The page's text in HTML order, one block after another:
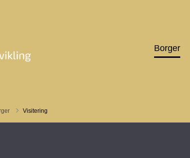
Borger
til Visitering